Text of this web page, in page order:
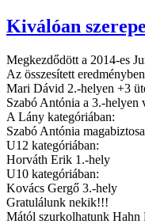
Kiválóan
Megkezdődött a 2014-es
Az összesített
Mari Dávid 2.-helyen +3
Szabó Antónia a 3.-helyen
A Lány kategóriában:
Szabó Antónia
U12 kategóriában:
Horváth Erik 1.-hely
U10 kategóriában:
Kovács Gergő 3.-hely
Gratulálunk nekik!!!
Mától szurkolhatunk Hahn